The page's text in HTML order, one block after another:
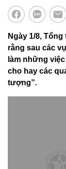
Ngày 1/8,
rằng sau các
làm những
cho hay các
tượng”.